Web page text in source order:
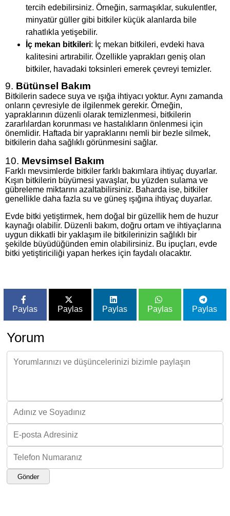
tercih edebilirsiniz. Örneğin, sarmaşıklar, sukulentler,
minyatür güller gibi bitkiler küçük alanlarda bile
rahatlıkla yetişebilir.
İç mekan bitkileri: İç mekan bitkileri, evdeki hava
kalitesini artırabilir. Özellikle yaprakları geniş olan
bitkiler, havadaki toksinleri emerek çevreyi temizler.
9. Bütünsel Bakım
Bitkilerin sadece suya ve ışığa ihtiyacı yoktur. Aynı zamanda
onların çevresiyle de ilgilenmek gerekir. Örneğin,
yapraklarının düzenli olarak temizlenmesi, bitkilerin
zararlılardan korunması ve hastalıkların önlenmesi için
önemlidir. Haftada bir yapraklarını nemli bir bezle silmek,
bitkilerin daha sağlıklı görünmesini sağlar.
10. Mevsimsel Bakım
Farklı mevsimlerde bitkiler farklı bakımlara ihtiyaç duyarlar.
Kışın bitkilerin büyümesi yavaşlar, bu yüzden sulama ve
gübreleme miktarını azaltabilirsiniz. Baharda ise, bitkiler
genellikle daha fazla su ve güneş ışığına ihtiyaç duyarlar.
Evde bitki yetiştirmek, hem doğal bir güzellik hem de huzur
kaynağı olabilir. Düzenli bakım, doğru ortam ve ihtiyaçlarına
uygun dikkatli bir yaklaşım ile bitkilerinizin sağlıklı bir
şekilde büyüdüğünden emin olabilirsiniz. Bu ipuçları, evde
bitki yetiştiriciliği yapan herkes için faydalı olacaktır.
Paylas Paylas Paylas Paylas Paylas
Yorum
Gönder